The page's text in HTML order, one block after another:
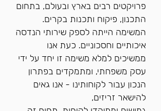
פרויקטים רבים בארץ ובעולם, בתחום
התכנון, פיקוח ותכנות בקרים.
המשימה הייתה לספק שירותי הנדסה
איכותיים וחסכוניים. כעת אנו
ממשיכים למלא משימה זו יחד על ידי
עסק משפחתי, ומתמקדים בפתרון
הנכון עבור לקוחותינו - אנו גאים
להישאר זריזים,